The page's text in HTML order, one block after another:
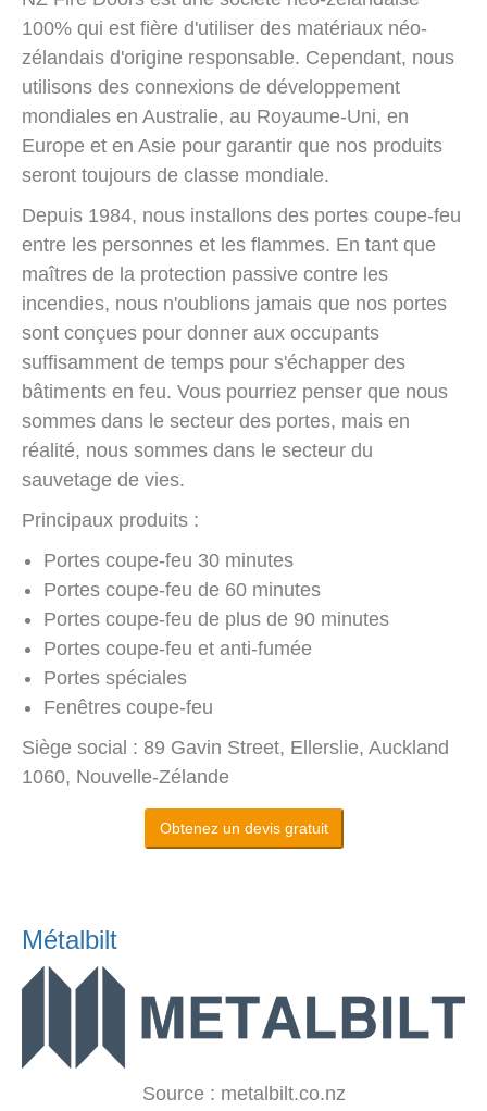
100% qui est fière d'utiliser des matériaux néo-
zélandais d'origine responsable. Cependant, nous
utilisons des connexions de développement
mondiales en Australie, au Royaume-Uni, en
Europe et en Asie pour garantir que nos produits
seront toujours de classe mondiale.
Depuis 1984, nous installons des portes coupe-feu
entre les personnes et les flammes. En tant que
maîtres de la protection passive contre les
incendies, nous n'oublions jamais que nos portes
sont conçues pour donner aux occupants
suffisamment de temps pour s'échapper des
bâtiments en feu. Vous pourriez penser que nous
sommes dans le secteur des portes, mais en
réalité, nous sommes dans le secteur du
sauvetage de vies.
Principaux produits :
Portes coupe-feu 30 minutes
Portes coupe-feu de 60 minutes
Portes coupe-feu de plus de 90 minutes
Portes coupe-feu et anti-fumée
Portes spéciales
Fenêtres coupe-feu
Siège social : 89 Gavin Street, Ellerslie, Auckland
1060, Nouvelle-Zélande
Obtenez un devis gratuit
Métalbilt
Source : metalbilt.co.nz